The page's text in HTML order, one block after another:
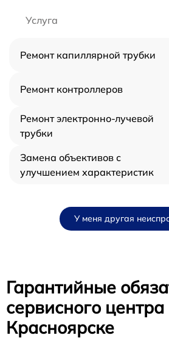
Услуга
Ремонт капиллярной трубки
Ремонт контроллеров
Ремонт электронно-лучевой
трубки
Замена объективов с
улучшением характеристик
У меня другая
Гарантийные
сервисного центра
Красноярске